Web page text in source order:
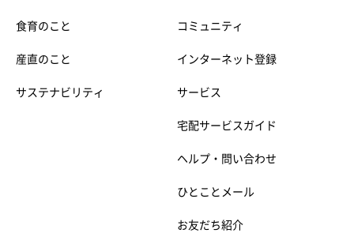
食育のこと
産直のこと
サステナビリティ
コミュニティ
インターネット登録
サービス
宅配サービスガイド
ヘルプ・問い合わせ
ひとことメール
お友だち紹介